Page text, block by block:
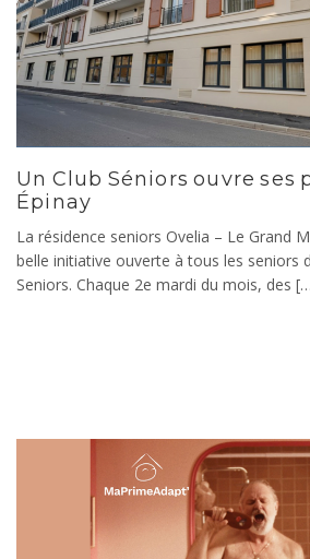
Un Club Séniors ouvre ses
Épinay
La résidence seniors Ovelia – Le Grand
belle initiative ouverte à tous les seniors
Seniors. Chaque 2e mardi du mois, des